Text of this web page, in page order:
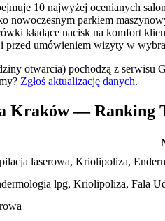
10 najwyżej ocenianych
nowoczesnym parkiem
kładące nacisk na komfort
przed umówieniem wizyty w
otwarcia) pochodzą z
Zgłoś aktualizację danych.
Kraków — Ranking
laserowa, Kriolipoliza,
lpg, Kriolipoliza, Fala